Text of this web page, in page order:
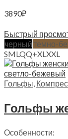
3890₽
Быстрый
черныйтемно-
SMLQQ+XL XXL
Гольфы
Особенности: